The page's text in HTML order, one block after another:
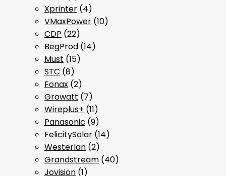
Xprinter (4)
VMaxPower (10)
CDP (22)
BegProd (14)
Must (15)
STC (8)
Fonax (2)
Growatt (7)
Wireplus+ (11)
Panasonic (9)
FelicitySolar (14)
Westerlan (2)
Grandstream (40)
Jovision (1)